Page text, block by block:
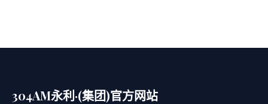
304AM永利·(集团)官方网站